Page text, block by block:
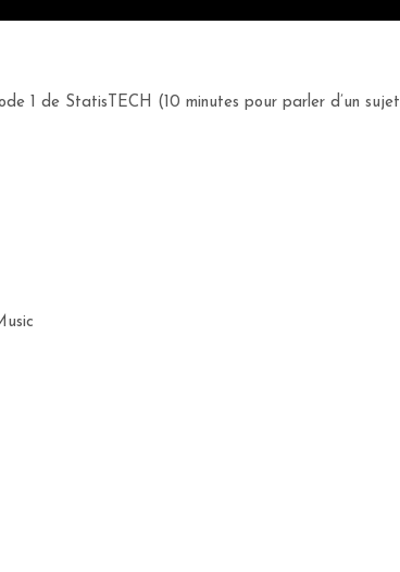
1 de StatisTECH (10 minutes pour parler d’un sujet